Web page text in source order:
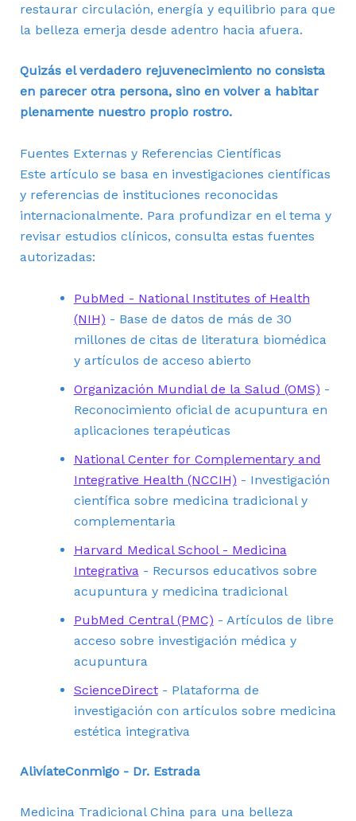
restaurar circulación, energía y equilibrio para que
la belleza emerja desde adentro hacia afuera.
Quizás el verdadero rejuvenecimiento no consista
en parecer otra persona, sino en volver a habitar
plenamente nuestro propio rostro.
Fuentes Externas y Referencias Científicas
Este artículo se basa en investigaciones científicas
y referencias de instituciones reconocidas
internacionalmente. Para profundizar en el tema y
revisar estudios clínicos, consulta estas fuentes
autorizadas:
PubMed - National Institutes of Health
(NIH) - Base de datos de más de 30
millones de citas de literatura biomédica
y artículos de acceso abierto
Organización Mundial de la Salud (OMS) -
Reconocimiento oficial de acupuntura en
aplicaciones terapéuticas
National Center for Complementary and
Integrative Health (NCCIH) - Investigación
científica sobre medicina tradicional y
complementaria
Harvard Medical School - Medicina
Integrativa - Recursos educativos sobre
acupuntura y medicina tradicional
PubMed Central (PMC) - Artículos de libre
acceso sobre investigación médica y
acupuntura
ScienceDirect- Plataforma de
investigación con artículos sobre medicina
estética integrativa
AlivíateConmigo - Dr. Estrada
Medicina Tradicional China para una belleza